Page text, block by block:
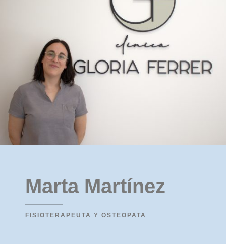
Marta Martínez
FISIOTERAPEUTA Y OSTEOPATA